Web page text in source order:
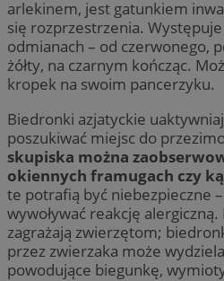
arlekinem, jest gatunkiem
się rozprzestrzenia.
odmianach – od czerwonego,
żółty, na czarnym kończąc.
kropek na swoim pancerzyku.
Biedronki azjatyckie
poszukiwać miejsc do
skupiska można
okiennych framugach czy
te potrafią być niebezpieczne
wywoływać reakcję
zagrażają zwierzętom;
przez zwierzaka może
powodujące biegunkę,